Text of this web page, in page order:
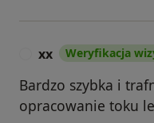
xx Weryfikacja
Bardzo szybka i
opracowanie toku